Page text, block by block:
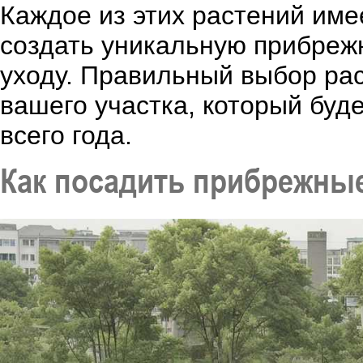
Каждое из этих растений
создать уникальную
уходу. Правильный выбор
вашего участка, который
всего года.
Как посадить